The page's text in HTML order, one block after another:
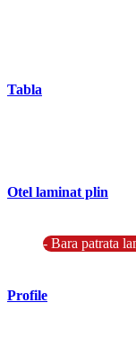
Tabla
Otel laminat plin
- Bara patrata
Profile